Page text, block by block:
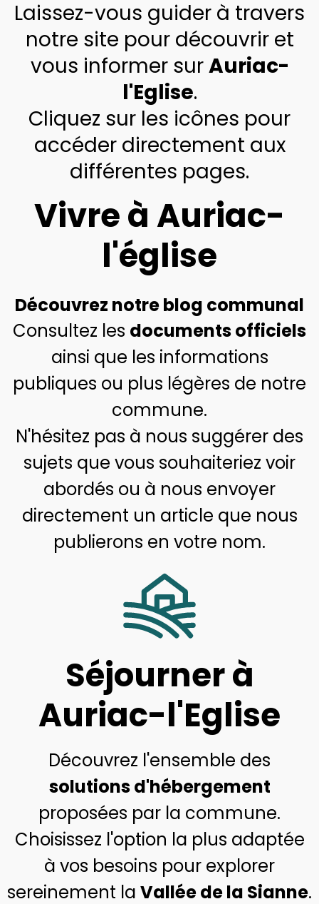
Laissez-vous guider à travers
notre site pour découvrir et
vous informer surAuriac-
l'Eglise.
Cliquez sur les icônes pour
accéder directement aux
différentes pages.
Vivre à Auriac-
l'église
Découvrez notre blog communal
Consultez les documents officiels
ainsi que les informations
publiques ou plus légères de notre
commune.
N'hésitez pas à nous suggérer des
sujets que vous souhaiteriez voir
abordés ou à nous envoyer
directement un article que nous
publierons en votre nom.
Séjourner à
Auriac-l'Eglise
Découvrez l'ensemble des
solutions d'hébergement
proposées par la commune.
Choisissez l'option la plus adaptée
à vos besoins pour explorer
sereinement la Vallée de la Sianne.